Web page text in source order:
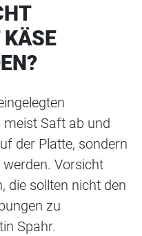
meist Saft ab und
der Platte, sondern
Vorsicht
die sollten nicht den
zu
Spahr.